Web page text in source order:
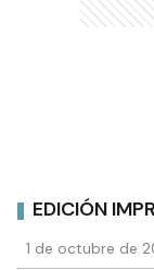
EDICIÓN
1 de octubre de